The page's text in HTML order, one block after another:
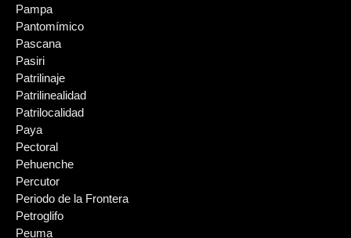
Pampa
Pantomímico
Pascana
Pasiri
Patrilinaje
Patrilinealidad
Patrilocalidad
Paya
Pectoral
Pehuenche
Percutor
Periodo de la Frontera
Petroglifo
Peuma